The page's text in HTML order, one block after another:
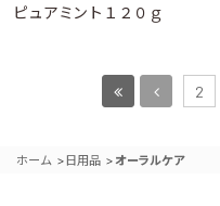
ピュアミント１２０ｇ
2
ホーム >日用品 >オーラルケア